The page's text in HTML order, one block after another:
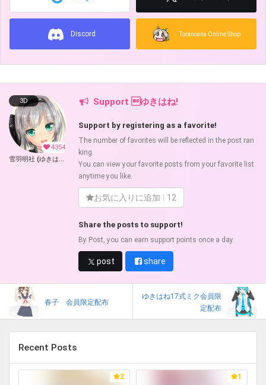
Discord Toranoana Online Shop
4354
3D
雪羽明社 (ゆきはね)
Support ゆきはね!
Support by registering as a favorite!
The number of favorites will be reflected in the post ran
king.
You can view your favorite posts from your favorite list
anytime you like.
お気に入りに追加 12
Share the posts to support!
By Post, you can earn support points once a day.
post share
春子 会員限定配布
ゆきはね17式ミク会員限
定配布
Recent Posts
2 1